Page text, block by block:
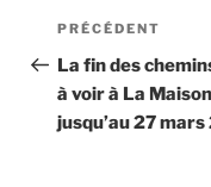
Navigation
de
l’article
Article
précédent
PRÉCÉDENT
La fin des
à voir à La
jusqu’au 27